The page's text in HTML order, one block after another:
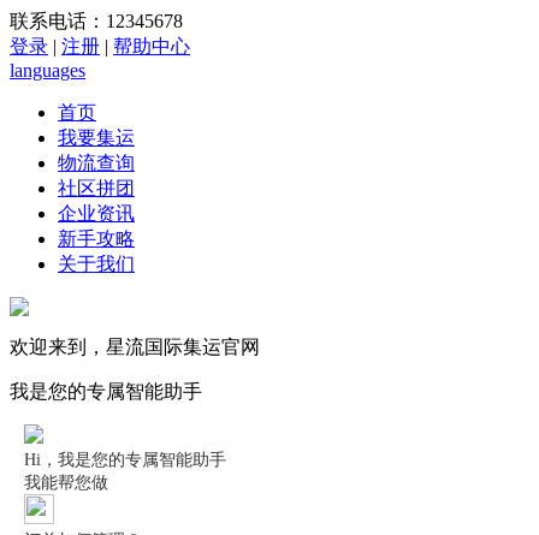
联系电话：12345678
登录 | 注册 | 帮助中心
languages
首页
我要集运
物流查询
社区拼团
企业资讯
新手攻略
关于我们
欢迎来到，星流国际集运官网
我是您的专属智能助手